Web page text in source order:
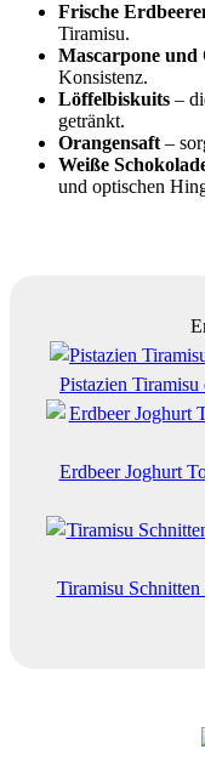
Frische
Tiramisu.
Mascarpone und
Konsistenz.
Löffelbiskuits –
getränkt.
Orangensaft–
Weiße
und optischen
Pistazien
Erdbeer Joghurt
Tiramisu